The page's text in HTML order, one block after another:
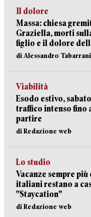
Il dolore
Massa: chiesa
Graziella, morti
figlio e il dolore
di Alessandro Tabarrani
Viabilità
Esodo estivo,
traffico intenso fino
partire
di Redazione web
Lo studio
Vacanze sempre
italiani restano a
"Staycation"
di Redazione web